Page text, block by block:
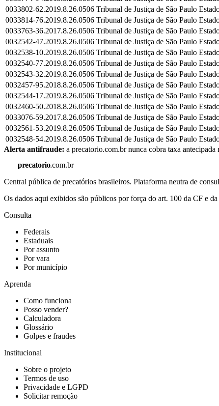
0033802-62.2019.8.26.0506 Tribunal de Justiça de São Paulo
0033814-76.2019.8.26.0506 Tribunal de Justiça de São Paulo
0033763-36.2017.8.26.0506 Tribunal de Justiça de São Paulo
0032542-47.2019.8.26.0506 Tribunal de Justiça de São Paulo
0032538-10.2019.8.26.0506 Tribunal de Justiça de São Paulo
0032540-77.2019.8.26.0506 Tribunal de Justiça de São Paulo
0032543-32.2019.8.26.0506 Tribunal de Justiça de São Paulo
0032457-95.2018.8.26.0506 Tribunal de Justiça de São Paulo
0032544-17.2019.8.26.0506 Tribunal de Justiça de São Paulo
0032460-50.2018.8.26.0506 Tribunal de Justiça de São Paulo
0033076-59.2017.8.26.0506 Tribunal de Justiça de São Paulo
0032561-53.2019.8.26.0506 Tribunal de Justiça de São Paulo
0032548-54.2019.8.26.0506 Tribunal de Justiça de São Paulo
Alerta antifraude: a precatorio.com.br nunca cobra taxa
precatorio.com.br
Central pública de precatórios brasileiros. Plataforma neutra de
Os dados aqui exibidos são públicos por força do art. 100 da CF e
Consulta
Federais
Estaduais
Por assunto
Por vara
Por município
Aprenda
Como funciona
Posso vender?
Calculadora
Glossário
Golpes e fraudes
Institucional
Sobre o projeto
Termos de uso
Privacidade e LGPD
Solicitar remoção